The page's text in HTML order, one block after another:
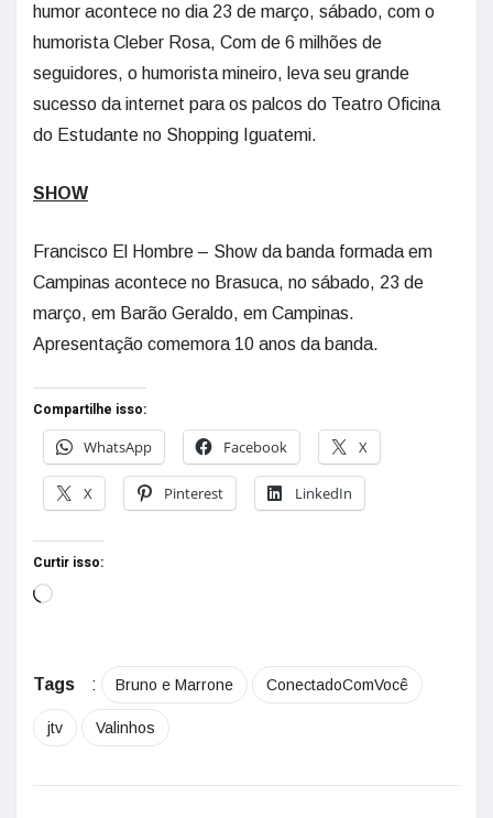
humor acontece no dia 23 de março, sábado, com o
humorista Cleber Rosa, Com de 6 milhões de
seguidores, o humorista mineiro, leva seu grande
sucesso da internet para os palcos do Teatro Oficina
do Estudante no Shopping Iguatemi.
SHOW
Francisco El Hombre – Show da banda formada em
Campinas acontece no Brasuca, no sábado, 23 de
março, em Barão Geraldo, em Campinas.
Apresentação comemora 10 anos da banda.
Compartilhe isso:
WhatsApp
Facebook X
X Pinterest LinkedIn
Curtir isso:
Tags : Bruno e Marrone ConectadoComVocê
jtv Valinhos